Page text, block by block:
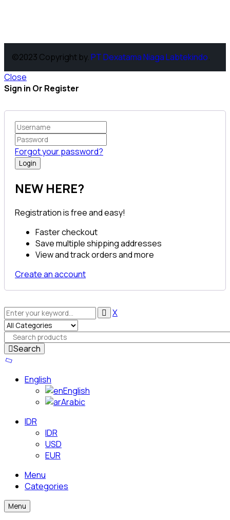
©2023 Copyright by.PT Dexatama Niaga Labtekindo.
Close
Sign in Or Register
Forgot your password?
NEW HERE?
Registration is free and easy!
Faster checkout
Save multiple shipping addresses
View and track orders and more
Create an account
X
Search
English
English
Arabic
IDR
IDR
USD
EUR
Menu
Categories
Menu